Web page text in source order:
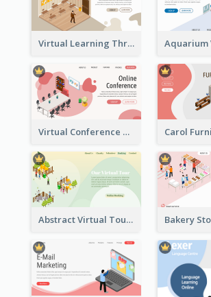
Virtual Learning Through Classroom With Isometric Diagram
Virtual Conference Software Intro Landing Page
Abstract Virtual Tour Booking Landing Page